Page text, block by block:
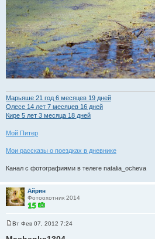
Марьяше 21 год 6 месяцев 19 дней
Олесе 14 лет 7 месяцев 16 дней
Кире 5 лет 3 месяца 18 дней
Мой Питер
Мои рассказы о поездках в дневнике
Канал с фотографиями в телеге natalia_ocheva
Айрин
Фотоохотник 2014
Вт Фев 07, 2012 7:24